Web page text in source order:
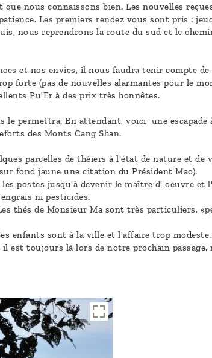
nous connaissons bien. Les nouvelles
Les premiers rendez vous sont pris :
nous reprendrons la route du sud et le
et nos envies, il nous faudra tenir compte
forte (pas de nouvelles alarmantes pour le
Pu'Er à des prix très honnêtes.
le permettra. En attendant, voici une escapade
des Monts Cang Shan.
parcelles de théiers à l'état de nature et de
fond jaune une citation du Président Mao).
postes jusqu'à devenir le maître d' oeuvre et
ni pesticides.
thés de Monsieur Ma sont très particuliers,
enfants sont à la ville et l'affaire trop
est toujours là lors de notre prochain passage,